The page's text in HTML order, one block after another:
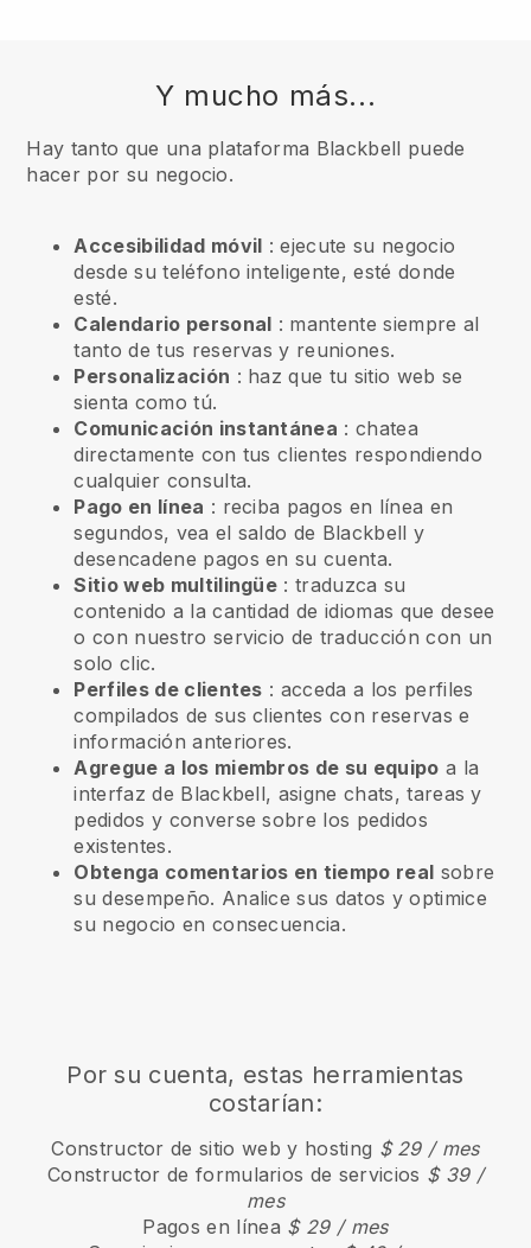
Y mucho más...
Hay tanto que una plataforma Blackbell puede
hacer por su negocio.
Accesibilidad móvil : ejecute su negocio
desde su teléfono inteligente, esté donde
esté.
Calendario personal : mantente siempre al
tanto de tus reservas y reuniones.
Personalización : haz que tu sitio web se
sienta como tú.
Comunicación instantánea : chatea
directamente con tus clientes respondiendo
cualquier consulta.
Pago en línea : reciba pagos en línea en
segundos, vea el saldo de Blackbell y
desencadene pagos en su cuenta.
Sitio web multilingüe : traduzca su
contenido a la cantidad de idiomas que desee
o con nuestro servicio de traducción con un
solo clic.
Perfiles de clientes : acceda a los perfiles
compilados de sus clientes con reservas e
información anteriores.
Agregue a los miembros de su equipo a la
interfaz de Blackbell, asigne chats, tareas y
pedidos y converse sobre los pedidos
existentes.
Obtenga comentarios en tiempo real sobre
su desempeño. Analice sus datos y optimice
su negocio en consecuencia.
Por su cuenta, estas herramientas
costarían:
Constructor de sitio web y hosting $ 29 / mes
Constructor de formularios de servicios $ 39 /
mes
Pagos en línea $ 29 / mes